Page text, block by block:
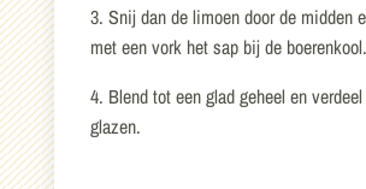
3. Snij dan de limoen door de midden
met een vork het sap bij de boerenkool.
4. Blend tot een glad geheel en
glazen.